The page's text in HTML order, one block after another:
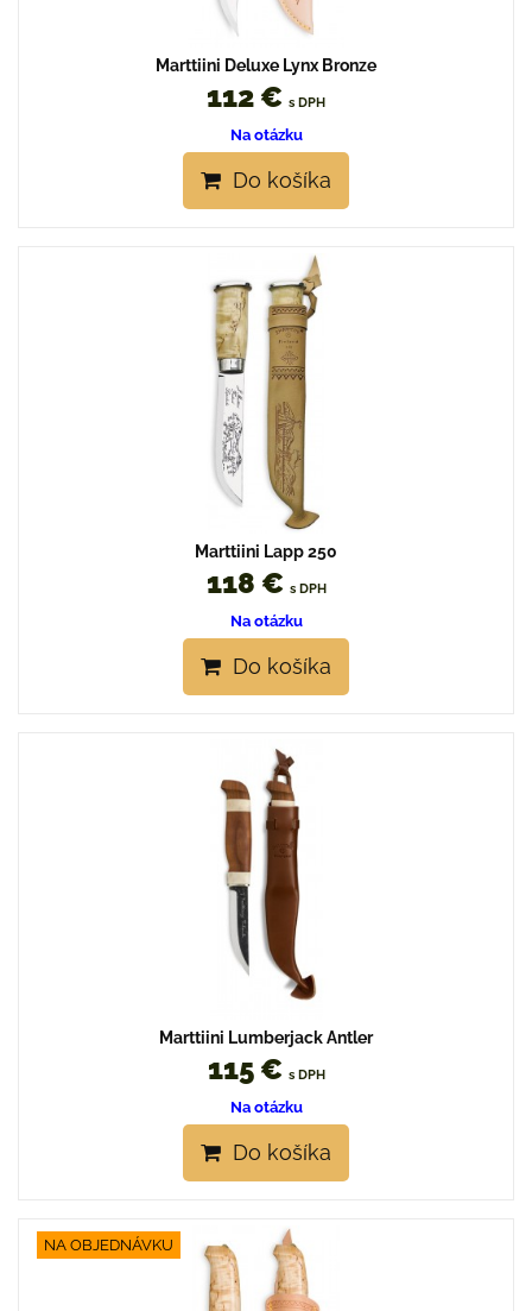
Marttiini Deluxe Lynx Bronze
112 € s DPH
Na otázku
Do košíka
Marttiini Lapp 250
118 € s DPH
Na otázku
Do košíka
Marttiini Lumberjack Antler
115 € s DPH
Na otázku
Do košíka
NA OBJEDNÁVKU